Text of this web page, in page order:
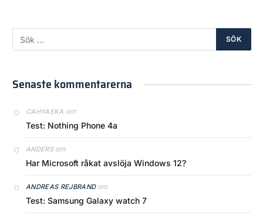
Senaste kommentarerna
CAHYAEKA om
Test: Nothing Phone 4a
ANDERSom
Har Microsoft råkat avslöja Windows 12?
ANDREAS REJBRANDom
Test: Samsung Galaxy watch 7